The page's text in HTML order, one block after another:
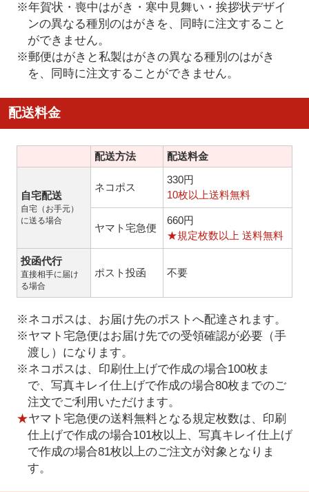
※年賀状・喪中はがき・寒中見舞い・挨拶状デザイ
ンの異なる種別のはがきを、同時に注文すること
ができません。
※郵便はがきと私製はがきの異なる種別のはがき
を、同時に注文することができません。
配送料金
配送方法 配送料金
自宅配送
自宅（お手元）
に送る場合
ネコポス
330円
10枚以上送料無料
ヤマト宅急便
660円
★規定枚数以上 送料無料
投函代行
直接相手に届け
る場合
ポスト投函 不要
※ネコポスは、お届け先のポストへ配達されます。
※ヤマト宅急便はお届け先での受領確認が必要（手
渡し）になります。
※ネコポスは、印刷仕上げで作成の場合100枚ま
で、写真キレイ仕上げで作成の場合80枚までのご
注文でご利用いただけます。
★ヤマト宅急便の送料無料となる規定枚数は、印刷
仕上げで作成の場合101枚以上、写真キレイ仕上げ
で作成の場合81枚以上のご注文が対象となりま
す。